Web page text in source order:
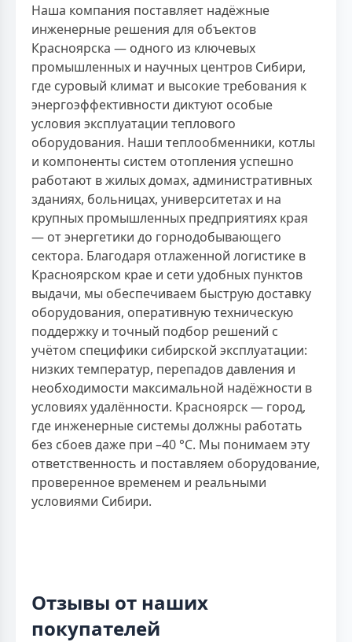
Наша компания поставляет надёжные
инженерные решения для объектов
Красноярска — одного из ключевых
промышленных и научных центров Сибири,
где суровый климат и высокие требования к
энергоэффективности диктуют особые
условия эксплуатации теплового
оборудования. Наши теплообменники, котлы
и компоненты систем отопления успешно
работают в жилых домах, административных
зданиях, больницах, университетах и на
крупных промышленных предприятиях края
— от энергетики до горнодобывающего
сектора. Благодаря отлаженной логистике в
Красноярском крае и сети удобных пунктов
выдачи, мы обеспечиваем быструю доставку
оборудования, оперативную техническую
поддержку и точный подбор решений с
учётом специфики сибирской эксплуатации:
низких температур, перепадов давления и
необходимости максимальной надёжности в
условиях удалённости. Красноярск — город,
где инженерные системы должны работать
без сбоев даже при –40 °C. Мы понимаем эту
ответственность и поставляем оборудование,
проверенное временем и реальными
условиями Сибири.
Отзывы от наших
покупателей